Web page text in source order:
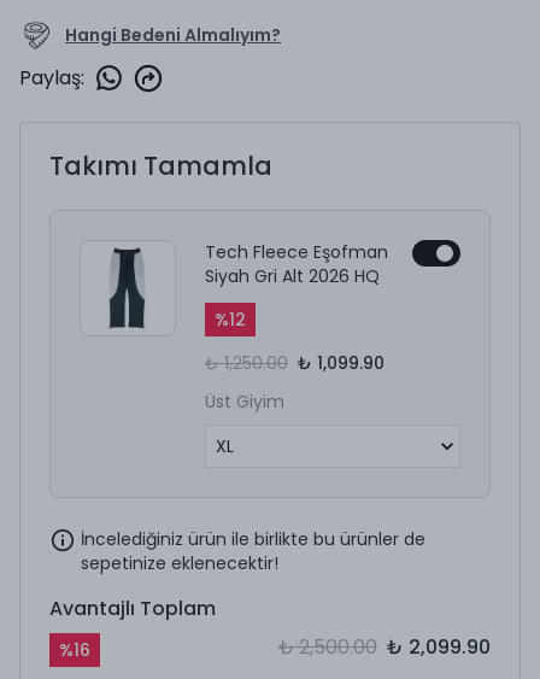
Hangi Bedeni Almalıyım?
Paylaş:
Takımı Tamamla
Tech Fleece Eşofman
Siyah Gri Alt 2026 HQ
%12
₺ 1,250.00 ₺ 1,099.90
Üst Giyim
İncelediğiniz ürün ile birlikte bu ürünler de
sepetinize eklenecektir!
Avantajlı Toplam
%16 ₺ 2,500.00 ₺ 2,099.90